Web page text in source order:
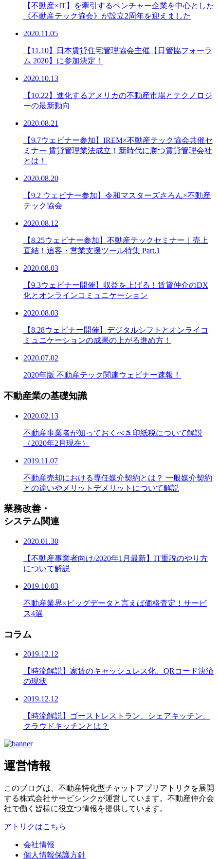
【不動産×IT】を牽引するベンチャー企業を中心とした
《不動産テック協会》が設立2周年を迎えました
2020.11.05
【11.10】日本賃貸住宅管理協会主催【日管協フォーラ
ム 2020】に参加決定！
2020.10.13
【10.22】進化するアメリカの不動産市場とテクノロジ
ーの最新動向
2020.08.21
【9.7ウェビナー参加】IREM×不動産テック協会共催セ
ミナー 賃貸管理業法成立！新時代に勝つ賃貸管理会社
とは！
2020.08.20
【9.2 ウェビナー参加】令和マスターズさろん×不動産
テック協会
2020.08.12
【8.25ウェビナー参加】不動産テックセミナー｜売上
直結！追客・営業支援ツール特集 Part.1
2020.08.03
【9.3ウェビナー開催】収益を上げる！賃貸仲介のDX
化とオンラインコミュニケーション
2020.08.03
【8.28ウェビナー開催】デジタルシフトとオンライコ
ミュニケーションの成果の上がる進め方！
2020.07.02
2020年版 不動産テック関連ウェビナー速報！
不動産業の基礎知識
2020.02.13
不動産事業者が知っておくべき印紙税について解説
（2020年2月現在）
2019.11.07
不動産売却における専任媒介契約とは？ 一般媒介契約
との違いやメリットデメリットについて解説
業務改善・
システム関連
2020.01.30
【不動産事業者向け/2020年1月最新】IT重説のやり方
について解説
2019.10.03
不動産業界×ビッグデータと言えば価格査定！サービ
ス4選
コラム
2019.12.12
【時流解説】家賃のキャッシュレス化、QRコード決済
の現状
2019.12.12
【時流解説】ゴーストレストラン、シェアキッチン、
クラウドキッチンとは？
運営情報
このブログは、不動産特化型チャットアプリアトリクを展開
する株式会社サービシンクが運営しています。不動産仲介会
社で働く皆様に役⽴つ情報を提供しています。
アトリクはこちら
会社情報
個人情報保護方針